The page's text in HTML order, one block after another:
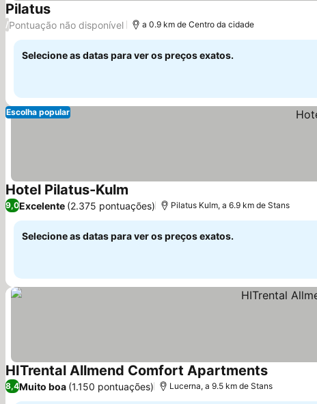
PilatusVer preços
/Pontuação não disponível a 0.9 km de Centro da cidade
Selecione as datas para ver os preços exatos.
Escolha popular
Hotel Pilatus-Kulm Ver preços
9,0Excelente (2.375 pontuações) Pilatus Kulm, a 6.9 km de Stans
Selecione as datas para ver os preços exatos.
HITrental Allmend Comfort ApartmentsVer preços
8,4Muito boa (1.150 pontuações) Lucerna, a 9.5 km de Stans